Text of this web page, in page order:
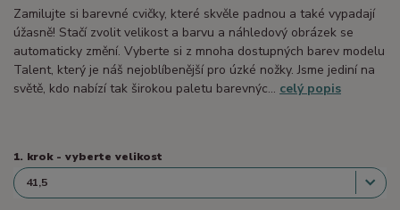
Zamilujte si barevné cvičky, které skvěle padnou a také vypadají
úžasně! Stačí zvolit velikost a barvu a náhledový obrázek se
automaticky změní. Vyberte si z mnoha dostupných barev modelu
Talent, který je náš nejoblíbenější pro úzké nožky. Jsme jediní na
světě, kdo nabízí tak širokou paletu barevnýc... celý popis
1. krok - vyberte velikost